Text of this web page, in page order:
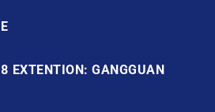
EXTENTION: GANGGUAN